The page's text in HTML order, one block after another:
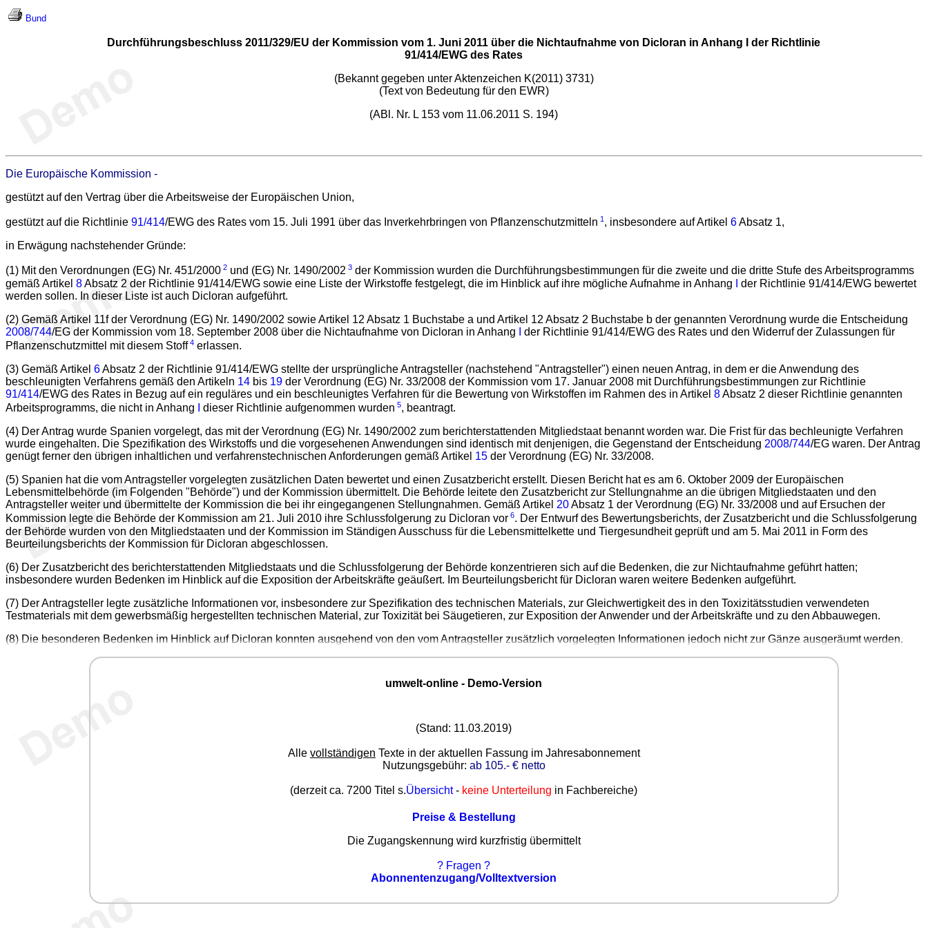
Bund
Durchführungsbeschluss 2011/329/EU der Kommission vom 1. Juni 2011 über die Nichtaufnahme von Dicloran in Anhang I der Richtlinie
91/414/EWG des Rates
(Bekannt gegeben unter Aktenzeichen K(2011) 3731)
(Text von Bedeutung für den EWR)
(ABl. Nr. L 153 vom 11.06.2011 S. 194)
Die Europäische Kommission -
gestützt auf den Vertrag über die Arbeitsweise der Europäischen Union,
gestützt auf die Richtlinie 91/414/EWG des Rates vom 15. Juli 1991 über das Inverkehrbringen von Pflanzenschutzmitteln 1 , insbesondere auf Artikel 6Absatz 1,
in Erwägung nachstehender Gründe:
(1) Mit den Verordnungen (EG) Nr. 451/2000 2 und (EG) Nr. 1490/2002 3 der Kommission wurden die Durchführungsbestimmungen für die zweite und die dritte Stufe des Arbeitsprogramms
gemäß Artikel 8Absatz 2 der Richtlinie 91/414/EWG sowie eine Liste der Wirkstoffe festgelegt, die im Hinblick auf ihre mögliche Aufnahme in Anhang
der Richtlinie 91/414/EWG bewertet
werden sollen. In dieser Liste ist auch Dicloran aufgeführt.
(2) Gemäß Artikel 11f der Verordnung (EG) Nr. 1490/2002 sowie Artikel 12 Absatz 1 Buchstabe a und Artikel 12 Absatz 2 Buchstabe b der genannten Verordnung wurde die Entscheidung
2008/744/EG der Kommission vom 18. September 2008 über die Nichtaufnahme von Dicloran in Anhang
der Richtlinie 91/414/EWG des Rates und den Widerruf der Zulassungen für
Pflanzenschutzmittel mit diesem Stoff 4 erlassen.
(3) Gemäß Artikel 6Absatz 2 der Richtlinie 91/414/EWG stellte der ursprüngliche Antragsteller (nachstehend "Antragsteller") einen neuen Antrag, in dem er die Anwendung des
beschleunigten Verfahrens gemäß den Artikeln 14 bis 19 der Verordnung (EG) Nr. 33/2008 der Kommission vom 17. Januar 2008 mit Durchführungsbestimmungen zur Richtlinie
91/414/EWG des Rates in Bezug auf ein reguläres und ein beschleunigtes Verfahren für die Bewertung von Wirkstoffen im Rahmen des in Artikel 8Absatz 2 dieser Richtlinie genannten
Arbeitsprogramms, die nicht in Anhang
dieser Richtlinie aufgenommen wurden 5, beantragt.
(4) Der Antrag wurde Spanien vorgelegt, das mit der Verordnung (EG) Nr. 1490/2002 zum berichterstattenden Mitgliedstaat benannt worden war. Die Frist für das bechleunigte Verfahren
wurde eingehalten. Die Spezifikation des Wirkstoffs und die vorgesehenen Anwendungen sind identisch mit denjenigen, die Gegenstand der Entscheidung 2008/744/EG waren. Der Antrag
genügt ferner den übrigen inhaltlichen und verfahrenstechnischen Anforderungen gemäß Artikel 15 der Verordnung (EG) Nr. 33/2008.
(5) Spanien hat die vom Antragsteller vorgelegten zusätzlichen Daten bewertet und einen Zusatzbericht erstellt. Diesen Bericht hat es am 6. Oktober 2009 der Europäischen
Lebensmittelbehörde (im Folgenden "Behörde") und der Kommission übermittelt. Die Behörde leitete den Zusatzbericht zur Stellungnahme an die übrigen Mitgliedstaaten und den
Antragsteller weiter und übermittelte der Kommission die bei ihr eingegangenen Stellungnahmen. Gemäß Artikel 20Absatz 1 der Verordnung (EG) Nr. 33/2008 und auf Ersuchen der
Kommission legte die Behörde der Kommission am 21. Juli 2010 ihre Schlussfolgerung zu Dicloran vor 6. Der Entwurf des Bewertungsberichts, der Zusatzbericht und die Schlussfolgerung
der Behörde wurden von den Mitgliedstaaten und der Kommission im Ständigen Ausschuss für die Lebensmittelkette und Tiergesundheit geprüft und am 5. Mai 2011 in Form des
Beurteilungsberichts der Kommission für Dicloran abgeschlossen.
(6) Der Zusatzbericht des berichterstattenden Mitgliedstaats und die Schlussfolgerung der Behörde konzentrieren sich auf die Bedenken, die zur Nichtaufnahme geführt hatten;
insbesondere wurden Bedenken im Hinblick auf die Exposition der Arbeitskräfte geäußert. Im Beurteilungsbericht für Dicloran waren weitere Bedenken aufgeführt.
(7) Der Antragsteller legte zusätzliche Informationen vor, insbesondere zur Spezifikation des technischen Materials, zur Gleichwertigkeit des in den Toxizitätsstudien verwendeten
Testmaterials mit dem gewerbsmäßig hergestellten technischen Material, zur Toxizität bei Säugetieren, zur Exposition der Anwender und der Arbeitskräfte und zu den Abbauwegen.
(8) Die besonderen Bedenken im Hinblick auf Dicloran konnten ausgehend von den vom Antragsteller zusätzlich vorgelegten Informationen jedoch nicht zur Gänze ausgeräumt werden.
umwelt-online - Demo-Version
(Stand: 11.03.2019)
Alle vollständigen Texte in der aktuellen Fassung im Jahresabonnement
Nutzungsgebühr: ab 105.- € netto
(derzeit ca. 7200 Titel s.Übersicht- keine Unterteilung in Fachbereiche)
Preise & Bestellung
Die Zugangskennung wird kurzfristig übermittelt
? Fragen ?
Abonnentenzugang/Volltextversion